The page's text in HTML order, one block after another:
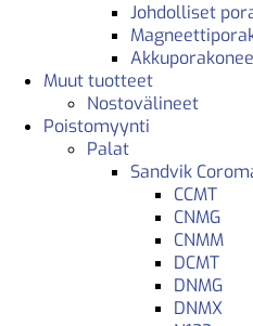
Johdolliset
Muut tuotteet
Nostovälineet
Poistomyynti
Palat
Sandvik
CCMT
CNMG
CNMM
DCMT
DNMG
DNMX